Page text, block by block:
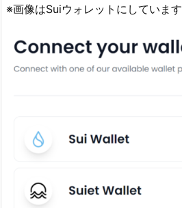
※画像はSuiウォレットにしています